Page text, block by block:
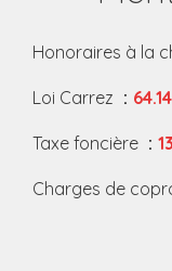
Honoraires à la
Loi Carrez
Taxe foncière
Charges de